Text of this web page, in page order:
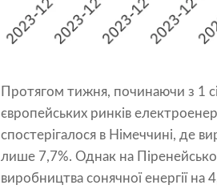
Протягом тижня, починаючи з 1
європейських ринків
спостерігалося в Німеччині, де
лише 7,7%. Однак на
виробництва сонячної енергії